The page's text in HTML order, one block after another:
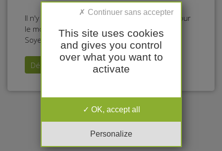
Il n'y a pas d'annonces dans cette catégorie pour
le moment.
Soyez le premier à déposer une annonce !
Déposer mon annonce
This site uses cookies
and gives you control
over what you want to
activate
OK, accept all
Personalize